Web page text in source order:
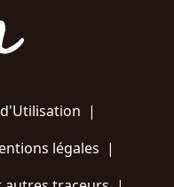
|
légales |